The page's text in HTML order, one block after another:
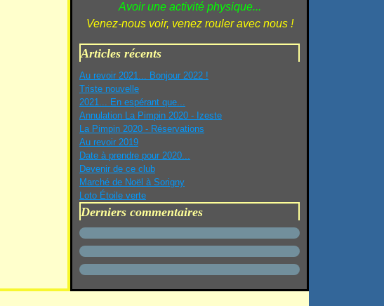
Avoir une activité physique...
Venez-nous voir, venez rouler avec nous !
Articles récents
Au revoir 2021... Bonjour 2022 !
Triste nouvelle
2021... En espérant que...
Annulation La Pimpin 2020 - Izeste
La Pimpin 2020 - Réservations
Au revoir 2019
Date à prendre pour 2020...
Devenir de ce club
Marché de Noël à Sorigny
Loto Étoile verte
Derniers commentaires